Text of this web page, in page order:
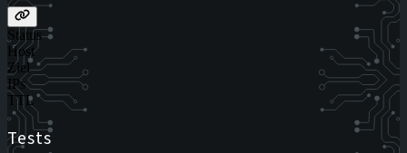
Status
Host
Ziel
IPs
TTL
Tests